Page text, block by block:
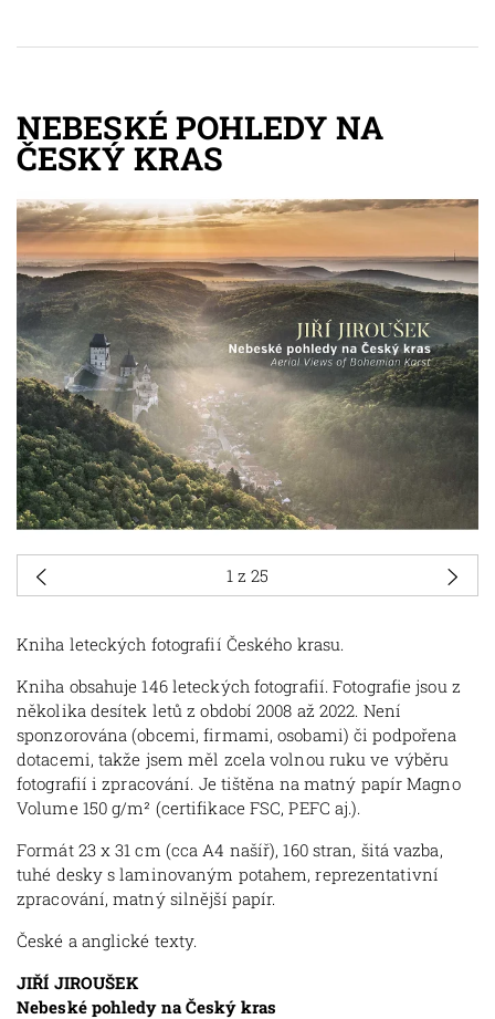
NEBESKÉ POHLEDY NA
ČESKÝ KRAS
Kniha leteckých fotografií Českého krasu.
Kniha obsahuje 146 leteckých fotografií. Fotografie jsou z
několika desítek letů z období 2008 až 2022. Není
sponzorována (obcemi, firmami, osobami) či podpořena
dotacemi, takže jsem měl zcela volnou ruku ve výběru
fotografií i zpracování. Je tištěna na matný papír Magno
Volume 150 g/m² (certifikace FSC, PEFC aj.).
Formát 23 x 31 cm (cca A4 našíř), 160 stran, šitá vazba,
tuhé desky s laminovaným potahem, reprezentativní
zpracování, matný silnější papír.
České a anglické texty.
JIŘÍ JIROUŠEK
Nebeské pohledy na Český kras
1z 25